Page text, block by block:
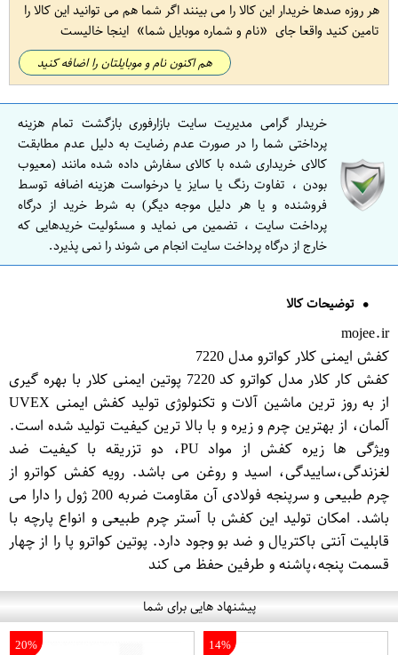
هر روزه صدها خریدار این کالا را می بینند اگر شما هم می توانید این کالا را
تامین کنید واقعا جای
نام و شماره موبایل شما اینجا خالیست
هم اکنون نام و موبایلتان را اضافه کنید
خریدار گرامی مدیریت سایت بازارفوری بازگشت تمام هزینه
پرداختی شما را در صورت عدم رضایت به دلیل عدم مطابقت
کالای خریداری شده با کالای سفارش داده شده مانند (معیوب
بودن ، تفاوت رنگ یا سایز یا درخواست هزینه اضافه توسط
فروشنده و یا هر دلیل موجه دیگر) به شرط خرید از درگاه
پرداخت سایت ، تضمین می نماید و مسئولیت خریدهایی که
خارج از درگاه پرداخت سایت انجام می شوند را نمی پذیرد.
توضیحات کالا
mojee.ir
کفش ایمنی کلار کواترو مدل 7220
کفش کار کلار مدل کواترو کد 7220 پوتین ایمنی کلار با بهره گیری
از به روز ترین ماشین آلات و تکنولوژی تولید کفش ایمنی UVEX
آلمان، از بهترین چرم و زیره و با بالا ترین کیفیت تولید شده است.
ویژگی ها زیره کفش از مواد PU، دو تزریقه با کیفیت ضد
لغزندگی،ساییدگی، اسید و روغن می باشد. رویه کفش کواترو از
چرم طبیعی و سرپنجه فولادی آن مقاومت ضربه 200 ژول را دارا می
باشد. امکان تولید این کفش با آستر چرم طبیعی و انواع پارچه با
قابلیت آنتی باکتریال و ضد بو وجود دارد. پوتین کواترو پا را از چهار
قسمت پنجه،پاشنه و طرفین حفظ می کند
پیشنهاد هایی برای شما
14%
20%